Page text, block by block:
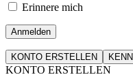
Erinnere mich
Anmelden
KONTO ERSTELLEN
KONTO ERSTELLEN